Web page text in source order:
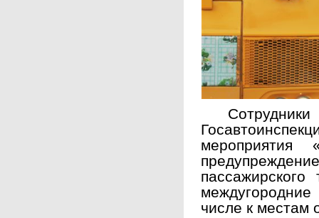
мероприятия
числе к местам